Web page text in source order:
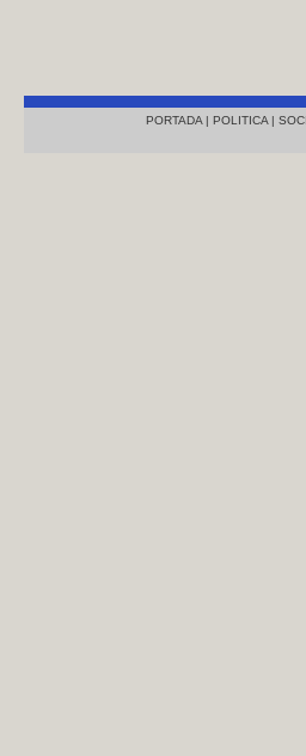
PORTADA | POLITICA |